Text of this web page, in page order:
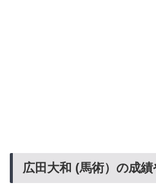
広田大和 (馬術）の成績